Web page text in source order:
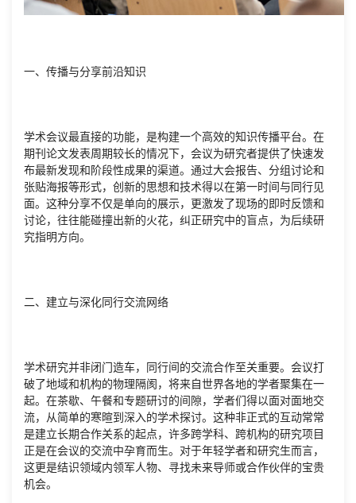
一、传播与分享前沿知识
学术会议最直接的功能，是构建一个高效的知识传播平台。在
期刊论文发表周期较长的情况下，会议为研究者提供了快速发
布最新发现和阶段性成果的渠道。通过大会报告、分组讨论和
张贴海报等形式，创新的思想和技术得以在第一时间与同行见
面。这种分享不仅是单向的展示，更激发了现场的即时反馈和
讨论，往往能碰撞出新的火花，纠正研究中的盲点，为后续研
究指明方向。
二、建立与深化同行交流网络
学术研究并非闭门造车，同行间的交流合作至关重要。会议打
破了地域和机构的物理隔阂，将来自世界各地的学者聚集在一
起。在茶歇、午餐和专题研讨的间隙，学者们得以面对面地交
流，从简单的寒暄到深入的学术探讨。这种非正式的互动常常
是建立长期合作关系的起点，许多跨学科、跨机构的研究项目
正是在会议的交流中孕育而生。对于年轻学者和研究生而言，
这更是结识领域内领军人物、寻找未来导师或合作伙伴的宝贵
机会。